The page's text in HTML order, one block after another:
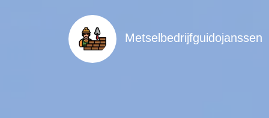
Metselbedrijfguidojanssen